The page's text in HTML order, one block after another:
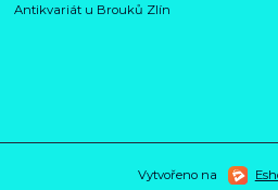
Antikvariát u Brouků Zlín
Vytvořeno na